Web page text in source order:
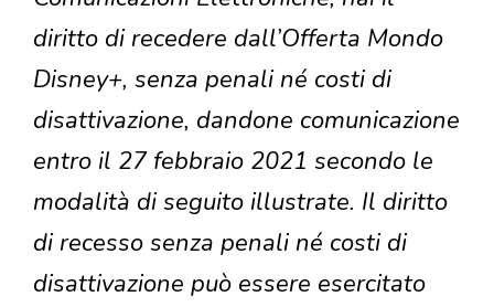
diritto di recedere dall’Offerta Mondo
Disney+, senza penali né costi di
disattivazione, dandone comunicazione
entro il 27 febbraio 2021 secondo le
modalità di seguito illustrate. Il diritto
di recesso senza penali né costi di
disattivazione può essere esercitato